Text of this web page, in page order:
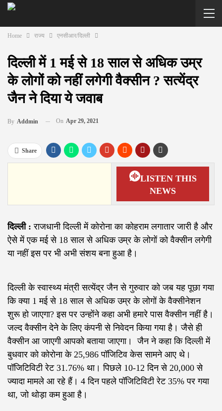
Home राज्य एनसीआर/दिल्ली
दिल्ली में 1 मई से 18 साल से अधिक उम्र
के लोगों को नहीं लगेगी वैक्सीन ? सत्येंद्र
जैन ने दिया ये जवाब
By Addmin On Apr 29, 2021
Share
LISTEN THIS
NEWS
दिल्ली : राजधानी दिल्ली में कोरोना का कोहराम लगातार जारी है और
ऐसे में एक मई से 18 साल से अधिक उम्र के लोगों को वैक्सीन लगेगी
या नहीं इस पर भी अभी संशय बना हुआ है।
दिल्ली के स्वास्थ्य मंत्री सत्येंद्र जैन से गुरुवार को जब यह पूछा गया
कि क्या 1 मई से 18 साल से अधिक उम्र के लोगों के वैक्सीनेशन
शुरू हो जाएगा? इस पर उन्होंने कहा अभी हमारे पास वैक्सीन नहीं है।
जल्द वैक्सीन देने के लिए कंपनी से निवेदन किया गया है। जैसे ही
वैक्सीन आ जाएगी आपको बताया जाएगा। जैन ने कहा कि दिल्ली में
बुधवार को कोरोना के 25,986 पॉजिटिव केस सामने आए थे।
पॉजिटिविटी रेट 31.76% था। पिछले 10-12 दिन से 20,000 से
ज्यादा मामले आ रहे हैं। 4 दिन पहले पॉजिटिविटी रेट 35% पर गया
था, जो थोड़ा कम हुआ है।